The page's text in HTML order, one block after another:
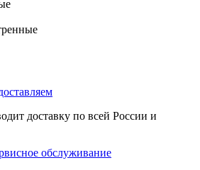
доставку по всей России и
обслуживание